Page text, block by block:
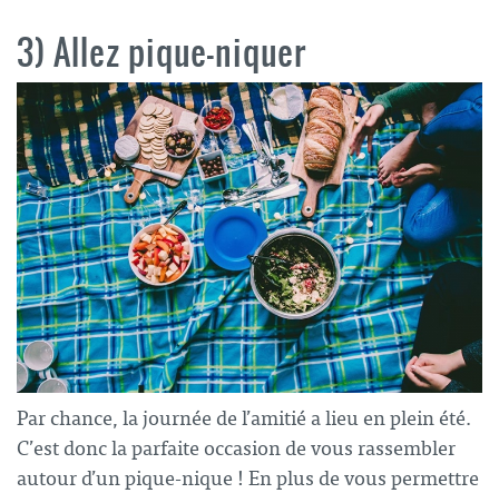
3) Allez pique-niquer
Par chance, lajournée de l’amitié a lieu en plein été.
C’est donc la parfaite occasion de vous rassembler
autour d’un pique-nique ! En plus de vous permettre